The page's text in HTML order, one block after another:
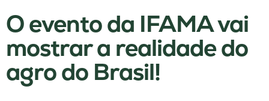
O evento da IFAMA vai
mostrar a realidade do
agro do Brasil!